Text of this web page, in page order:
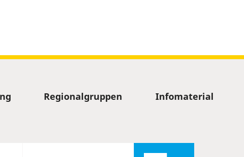
Regionalgruppen Infomaterial